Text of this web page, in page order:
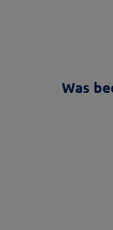
Was